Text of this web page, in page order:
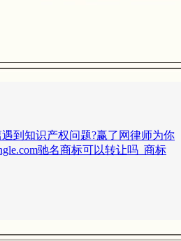
到知识产权问题?赢了网律师为你
驰名商标可以转让吗_商标